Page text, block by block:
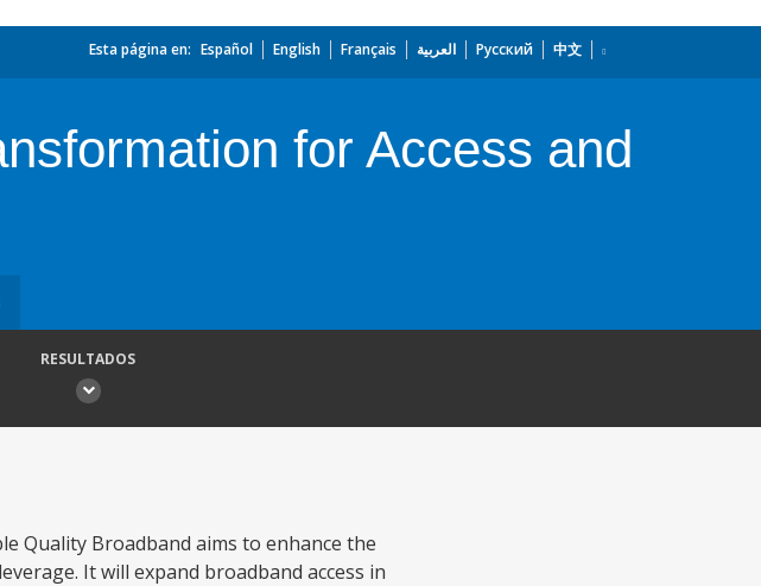
Esta página en: Español English Français العربية Русский 中文
for Access and
RESULTADOS
Quality Broadband aims to enhance the
It will expand broadband access in